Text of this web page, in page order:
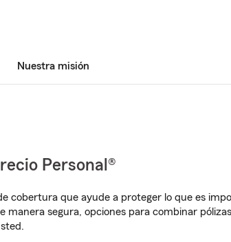
Nuestra misión
Personal®
cobertura que ayude a proteger lo que es
segura, opciones para combinar